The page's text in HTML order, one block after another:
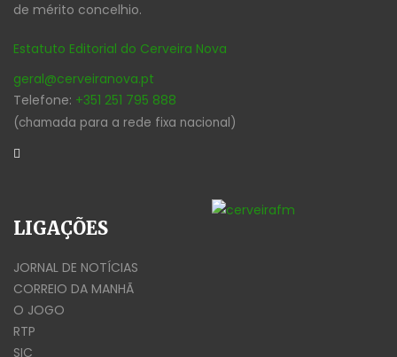
de mérito concelhio.
Estatuto Editorial do Cerveira Nova
geral@cerveiranova.pt
Telefone: +351 251 795 888
(chamada para a rede fixa nacional)
LIGAÇÕES
JORNAL DE NOTÍCIAS
CORREIO DA MANHÃ
O JOGO
RTP
SIC